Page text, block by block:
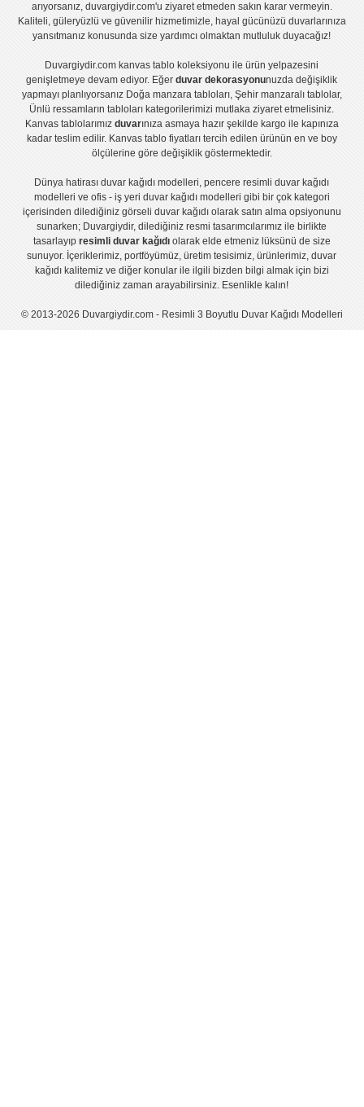
arıyorsanız, duvargiydir.com'u ziyaret etmeden sakın karar vermeyin.
Kaliteli, güleryüzlü ve güvenilir hizmetimizle, hayal gücünüzü duvarlarınıza
yansıtmanız konusunda size yardımcı olmaktan mutluluk duyacağız!
Duvargiydir.com kanvas tablo koleksiyonu ile ürün yelpazesini
genişletmeye devam ediyor. Eğerduvar dekorasyonunuzda değişiklik
yapmayı planlıyorsanız Doğa manzara tabloları, Şehir manzaralı tablolar,
Ünlü ressamların tabloları kategorilerimizi mutlaka ziyaret etmelisiniz.
Kanvas tablolarımız duvarınıza asmaya hazır şekilde kargo ile kapınıza
kadar teslim edilir. Kanvas tablo fiyatlarıtercih edilen ürünün en ve boy
ölçülerine göre değişiklik göstermektedir.
Dünya hatirası duvar kağıdı modelleri,pencere resimli duvar kağıdı
modelleri ve ofis - iş yeri duvar kağıdı modelleri gibi bir çok kategori
içerisinden dilediğiniz görseli duvar kağıdı olarak satın alma opsiyonunu
sunarken; Duvargiydir, dilediğiniz resmi tasarımcılarımız ile birlikte
tasarlayıp resimli duvar kağıdıolarak elde etmeniz lüksünü de size
sunuyor. İçeriklerimiz, portföyümüz, üretim tesisimiz, ürünlerimiz, duvar
kağıdı kalitemiz ve diğer konular ile ilgili bizden bilgi almak için bizi
dilediğiniz zaman arayabilirsiniz. Esenlikle kalın!
© 2013-2026 Duvargiydir.com - Resimli 3 Boyutlu Duvar Kağıdı Modelleri